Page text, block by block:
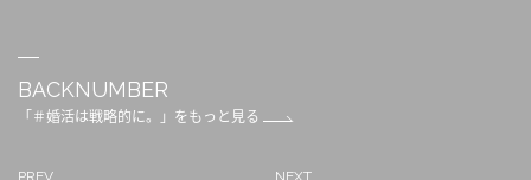
BACKNUMBER
「＃婚活は戦略的に。」をもっと見る